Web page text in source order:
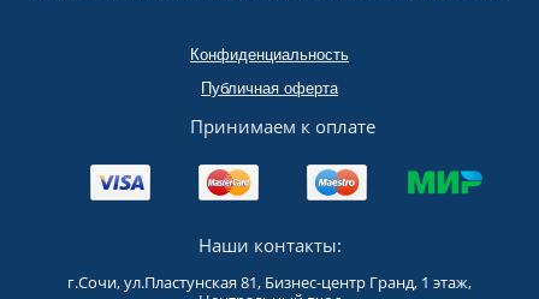
Конфиденциальность
Публичная оферта
Принимаем к оплате
Наши контакты:
г.Сочи, ул.Пластунская 81, Бизнес-центр Гранд, 1 этаж,